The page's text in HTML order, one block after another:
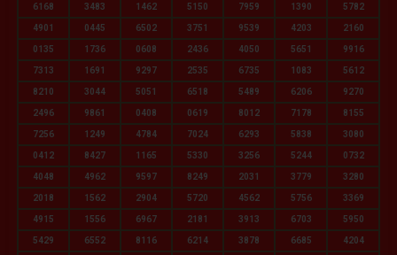
6168 3483 1462 5150 7959 1390 5782
4901 0445 6502 3751 9539 4203 2160
0135 1736 0608 2436 4050 5651 9916
7313 1691 9297 2535 6735 1083 5612
8210 3044 5051 6518 5489 6206 9270
2496 9861 0408 0619 8012 7178 8155
7256 1249 4784 7024 6293 5838 3080
0412 8427 1165 5330 3256 5244 0732
4048 4962 9597 8249 2031 3779 3280
2018 1562 2904 5720 4562 5756 3369
4915 1556 6967 2181 3913 6703 5950
5429 6552 8116 6214 3878 6685 4204